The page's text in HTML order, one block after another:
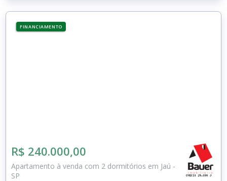
FINANCIAMENTO
R$ 240.000,00
Apartamento à venda com 2 dormitórios em Jaú -
SP